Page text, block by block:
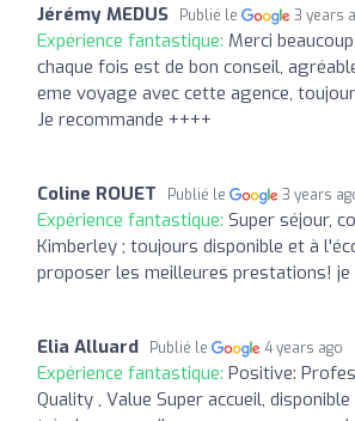
Jérémy MEDUS Publié le 3 years
Expérience fantastique: Merci
chaque fois est de bon conseil,
eme voyage avec cette agence,
Je recommande ++++
Coline ROUET Publié le 3 years
Expérience fantastique: Super séjour,
Kimberley ; toujours disponible et à
proposer les meilleures prestations! je
Elia Alluard Publié le 4 years ago
Expérience fantastique: Positive:
Quality , Value Super accueil, disponible